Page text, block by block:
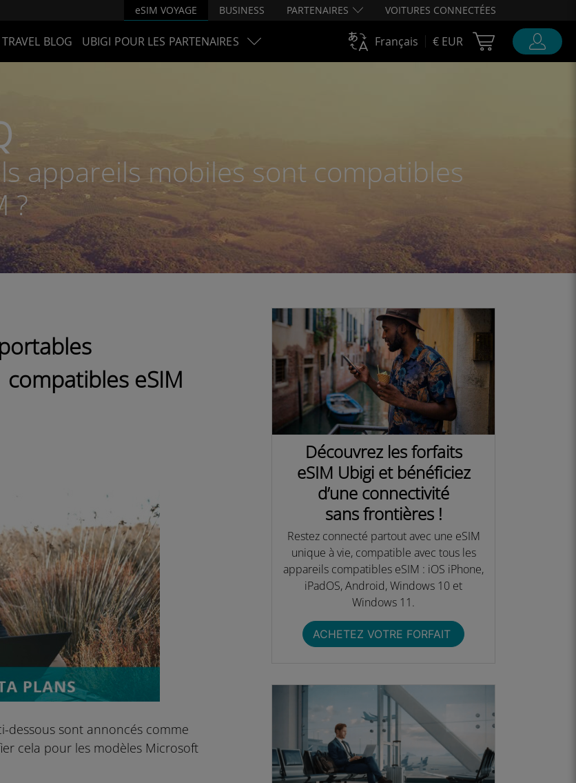
eSIM VOYAGE BUSINESS PARTENAIRES VOITURES CONNECTÉES
TRAVEL BLOG UBIGI POUR LES PARTENAIRES Français € EUR Cart Ubigi
appareils mobiles sont compatibles
?
eSIM
dessous sont annoncés comme
cela pour les modèles Microsoft
Découvrez les forfaits
eSIM Ubigi et bénéficiez
d’une connectivité
sans frontières !
Restez connecté partout avec une eSIM
unique à vie, compatible avec tous les
appareils compatibles eSIM : iOS iPhone,
iPadOS, Android, Windows 10 et
Windows 11.
ACHETEZ VOTRE FORFAIT ​